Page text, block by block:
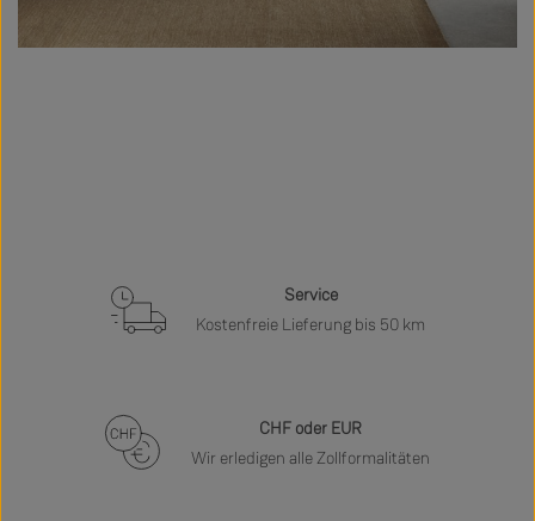
Service
Kostenfreie Lieferung bis 50 km
CHF oder EUR
Wir erledigen alle Zollformalitäten